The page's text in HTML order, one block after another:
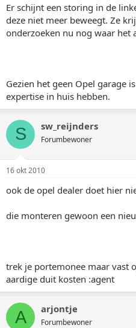
Er schijnt een storing in de
deze niet meer beweegt. Ze
onderzoeken nu nog waar het
Gezien het geen Opel garage
expertise in huis hebben.
S sw_reijnders
Forumbewoner
16 okt 2010
ook de opel dealer doet hier
die monteren gewoon een
trek je portemonee maar vast
aardige duit kosten :agent
A arjontje
Forumbewoner